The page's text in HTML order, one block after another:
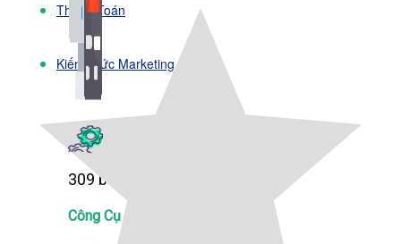
Kiến Thức Website
309 bài viết
Thanh Toán
Kiến Thức Marketing
Công Cụ Marketing